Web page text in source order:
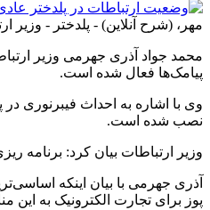
مهر، (شرح آنلاین) - پلدختر - وزیر
محمد جواد آذری جهرمی وزیر
پیامک‌ها فعال شده است.
وی با اشاره به احداث فیبرنوری در
نصب شده است.
وزیر ارتباطات بیان کرد: برنامه
پوز برای تجارت الکترونیک به